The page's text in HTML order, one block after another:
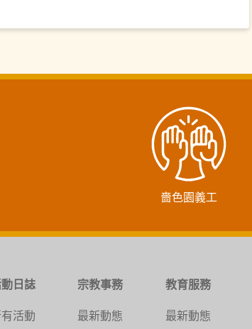
嗇色園義工
日誌
活動
宗教事務
最新動態
教育服務
最新動態